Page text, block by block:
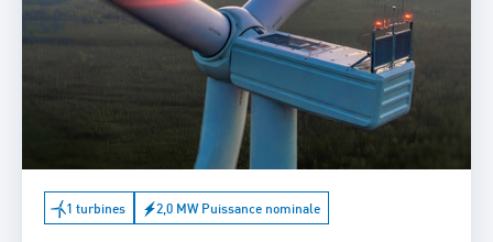
1 turbines 2,0 MW Puissance nominale